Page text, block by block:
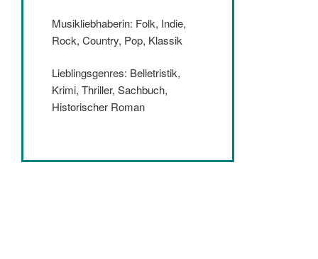
Musikliebhaberin: Folk, Indie,
Rock, Country, Pop, Klassik
Lieblingsgenres: Belletristik,
Krimi, Thriller, Sachbuch,
Historischer Roman